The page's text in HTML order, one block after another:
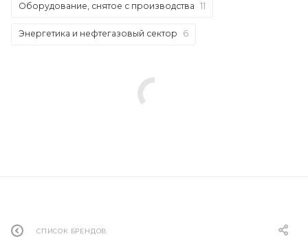
Оборудование, снятое с производства 11
Энергетика и нефтегазовый сектор 6
СПИСОК БРЕНДОВ